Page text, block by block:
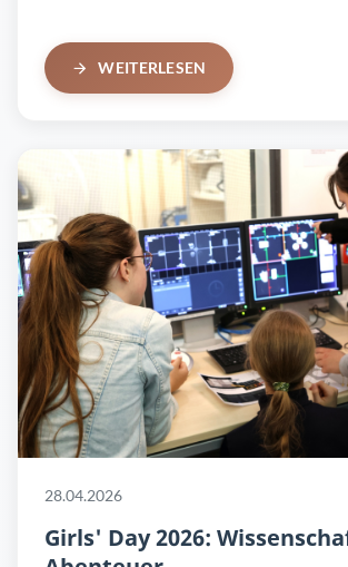
WEITERLESEN
28.04.2026
Girls' Day 2026: